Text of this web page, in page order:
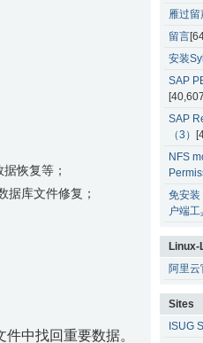
恢复等；
据库文件修复；
中找回重要数据。
雁过留
留言
安装
SAP
SAP
（3）
NFS
免安装
户端
Linux-
阿里
Sites
ISUG